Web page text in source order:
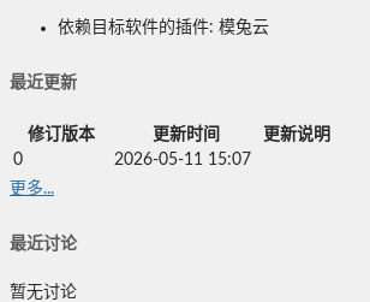
依赖目标软件的插件: 模兔云
最近更新
修订版本 更新时间
更新说明
0
2026-05-11 15:07
更多...
最近讨论
暂无讨论